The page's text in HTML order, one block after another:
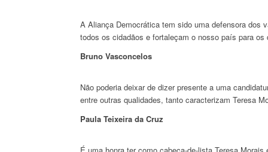
A Aliança Democrática tem sido uma defensora dos
todos os cidadãos e fortaleçam o nosso país para
Bruno Vasconcelos
Não poderia deixar de dizer presente a uma
entre outras qualidades, tanto caracterizam Teresa
Paula Teixeira da Cruz